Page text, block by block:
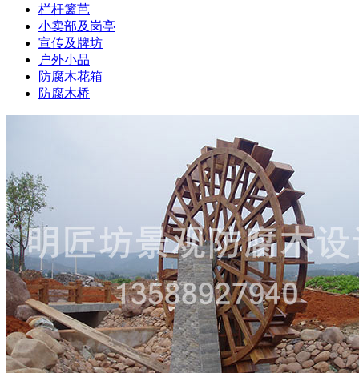
栏杆篱芭
小卖部及岗亭
宣传及牌坊
户外小品
防腐木花箱
防腐木桥